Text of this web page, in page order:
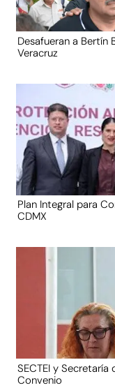
Desafueran a Bertín
Veracruz
Plan Integral para
CDMX
SECTEI y
Convenio